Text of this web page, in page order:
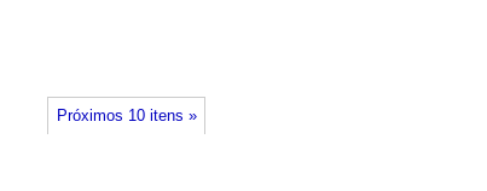
Próximos 10 itens »